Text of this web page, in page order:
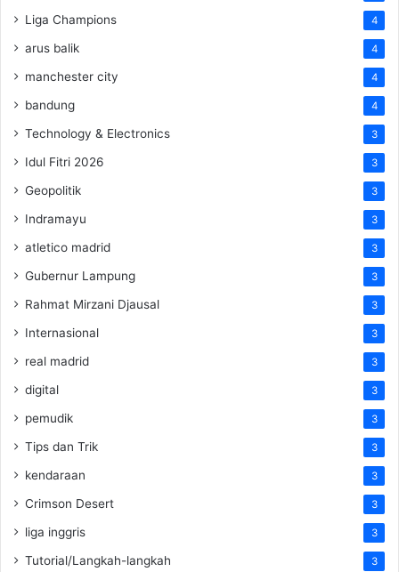
Liga Champions 4
arus balik 4
manchester city 4
bandung 4
Technology & Electronics 3
Idul Fitri 2026 3
Geopolitik 3
Indramayu 3
atletico madrid 3
Gubernur Lampung 3
Rahmat Mirzani Djausal 3
Internasional 3
real madrid 3
digital 3
pemudik 3
Tips dan Trik 3
kendaraan 3
Crimson Desert 3
liga inggris 3
Tutorial/Langkah-langkah 3